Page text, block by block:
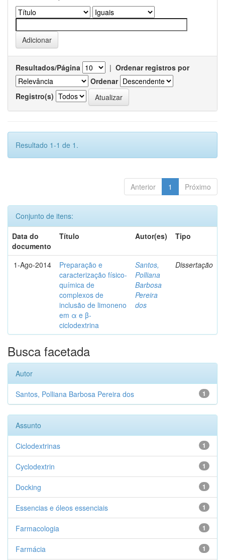
Resultados/Página | Ordenar registros por
Ordenar
Registro(s)
Resultado 1-1 de 1.
Anterior 1 Próximo
Conjunto de itens:
Data do
documento
Título Autor(es) Tipo
1-Ago-2014
Preparação e
caracterização físico-
química de
complexos de
inclusão de limoneno
em α e β-
ciclodextrina
Santos,
Polliana
Barbosa
Pereira
dos
Dissertação
Busca facetada
Autor
1
Santos, Polliana Barbosa Pereira dos
Assunto
1
Ciclodextrinas
1
Cyclodextrin
1
Docking
1
Essencias e óleos essenciais
1
Farmacologia
1
Farmácia